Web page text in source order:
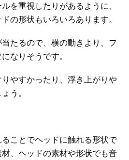
を重視したりがあるように、
の形状もいろいろあります。
たるので、横の動きより、フ
なりそうです。
やすかったり、浮き上がりや
う。
ことでヘッドに触れる形状で
、ヘッドの素材や形状でも音